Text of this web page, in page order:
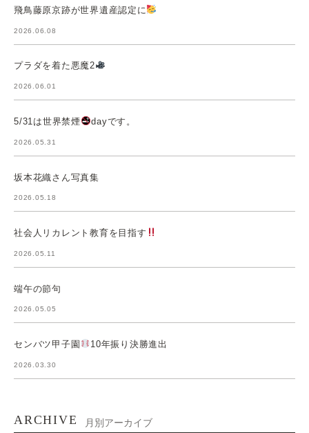
飛鳥藤原京跡が世界遺産認定に
2026.06.08
プラダを着た悪魔2
2026.06.01
5/31は世界禁煙 dayです。
2026.05.31
坂本花織さん写真集
2026.05.18
社会人リカレント教育を目指す
2026.05.11
端午の節句
2026.05.05
センバツ甲子園 10年振り決勝進出
2026.03.30
ARCHIVE 月別アーカイブ